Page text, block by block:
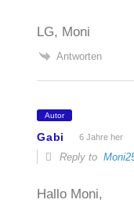
LG, Moni
Antworten
Autor
Gabi 6 Jahre her
Reply to
Hallo Moni,